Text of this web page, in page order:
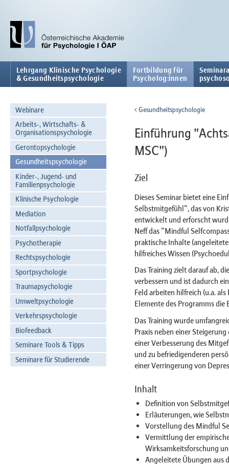
Lehrgang Klinische Psychologie
& Gesundheitspsychologie
Fortbildung für
Psycholog:innen
Webinare
Arbeits-, Wirtschafts- &
Organisationspsychologie
Gerontopsychologie
Gesundheitspsychologie
Kinder-, Jugend- und
Familienpsychologie
Klinische Psychologie
Mediation
Notfallpsychologie
Psychotherapie
Rechtspsychologie
Sportpsychologie
Traumapsychologie
Umweltpsychologie
Verkehrspsychologie
Biofeedback
Seminare Tools & Tipps
Seminare für Studierende
Gesundheitspsychologie
Einführung
MSC")
Ziel
Dieses Seminar bietet eine
Selbstmitgefühl", das von
entwickelt und erforscht
Neff das "Mindful
praktische Inhalte
hilfreiches Wissen
Das Training zielt darauf ab,
verbessern und ist dadurch
Feld arbeiten hilfreich (u.a.
Elemente des Programms
Das Training wurde
Praxis neben einer
einer Verbesserung des
und zu befriedigenderen
einer Verringerung von
Inhalt
Definition von
Erläuterungen, wie
Vorstellung des Mindful
Vermittlung der
Wirksamkeitsforschung
Angeleitete Übungen aus